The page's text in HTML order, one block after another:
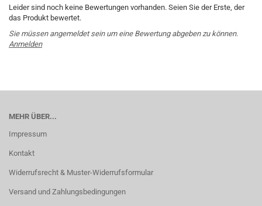
Leider sind noch keine Bewertungen vorhanden. Seien Sie der Erste, der
das Produkt bewertet.
Sie müssen angemeldet sein um eine Bewertung abgeben zu können.
Anmelden
MEHR ÜBER...
Impressum
Kontakt
Widerrufsrecht & Muster-Widerrufsformular
Versand und Zahlungsbedingungen